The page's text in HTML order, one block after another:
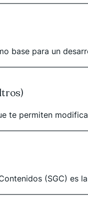
base para un
te permiten
(SGC) es